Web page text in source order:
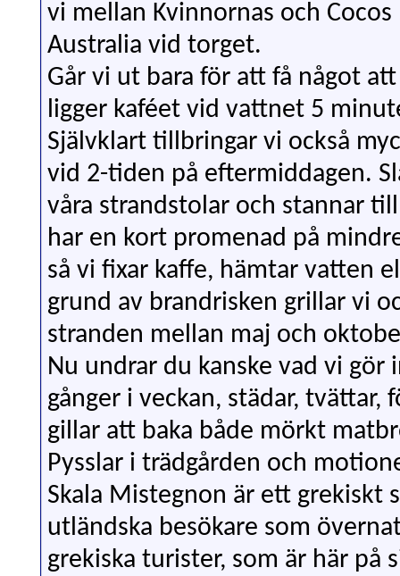
vi mellan Kvinnornas och
Australia vid torget.
Går vi ut bara för att få något
ligger kaféet vid vattnet 5
Självklart tillbringar vi också
vid 2-tiden på eftermiddagen.
våra strandstolar och stannar
har en kort promenad på
så vi fixar kaffe, hämtar vatten
grund av brandrisken grillar vi
stranden mellan maj och
Nu undrar du kanske vad vi
gånger i veckan, städar,
gillar att baka både mörkt
Pysslar i trädgården och
Skala Mistegnon är ett grekiskt
utländska besökare som
grekiska turister, som är här på